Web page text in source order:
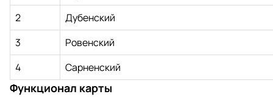
2
Дубенский
3
Ровенский
4
Сарненский
Функционал карты